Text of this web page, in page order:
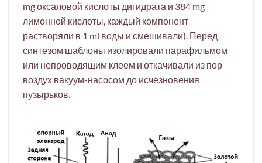
mg оксаловой кислоты дигидрата и 384 mg
лимонной кислоты, каждый компонент
растворяли в 1 ml воды и смешивали). Перед
синтезом шаблоны изолировали парафильмом
или непроводящим клеем и откачивали из пор
воздух вакуум-насосом до исчезновения
пузырьков.